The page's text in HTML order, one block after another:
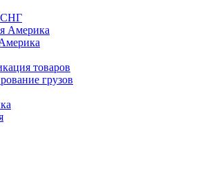
СНГ
Америка
товаров
грузов